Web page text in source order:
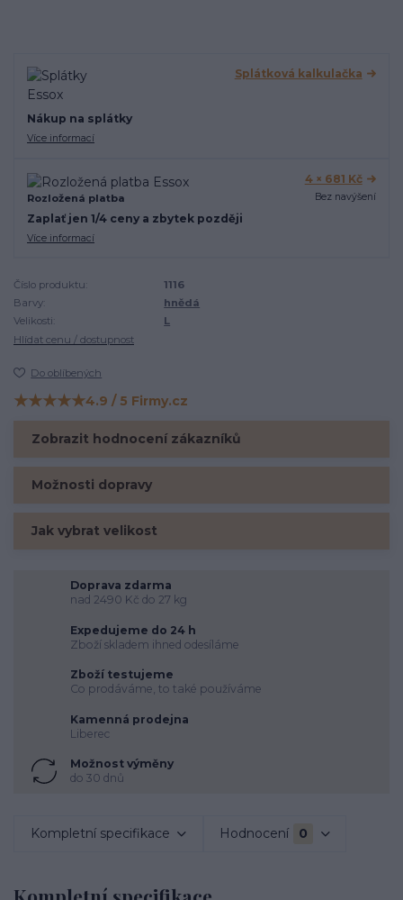
Splátková kalkulačka
Nákup na splátky
Více informací
Rozložená platba
4 × 681 Kč
Bez navýšení
Zaplať jen 1/4 ceny a zbytek později
Více informací
Číslo produktu:
1116
Barvy:
hnědá
Velikosti:
L
Hlídat cenu / dostupnost
Do oblíbených
Hodnocení na Firmy.cz
★★★★★4.9 / 5 Firmy.cz
Zobrazit hodnocení zákazníků
Možnosti dopravy
Jak vybrat velikost
Doprava zdarma
nad 2490 Kč do 27 kg
Expedujeme do 24 h
Zboží skladem ihned odesíláme
Zboží testujeme
Co prodáváme, to také používáme
Kamenná prodejna
Liberec
Možnost výměny
do 30 dnů
Kompletní specifikace Hodnocení 0